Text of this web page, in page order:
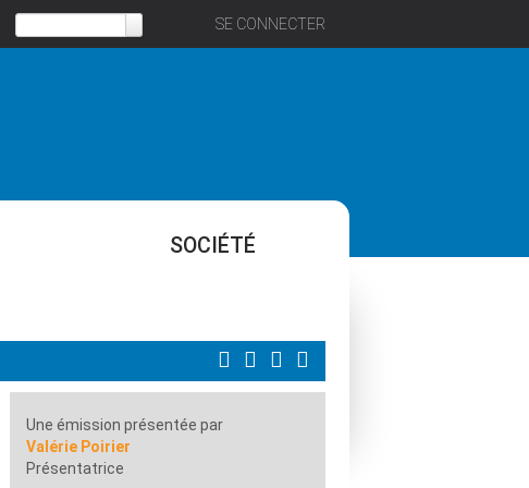
SE CONNECTER
SOCIÉTÉ
Une émission présentée par
Valérie Poirier
Présentatrice